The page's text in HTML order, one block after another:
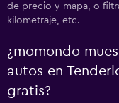
de precio y mapa, o
kilometraje, etc.
¿momondo
autos en
gratis?